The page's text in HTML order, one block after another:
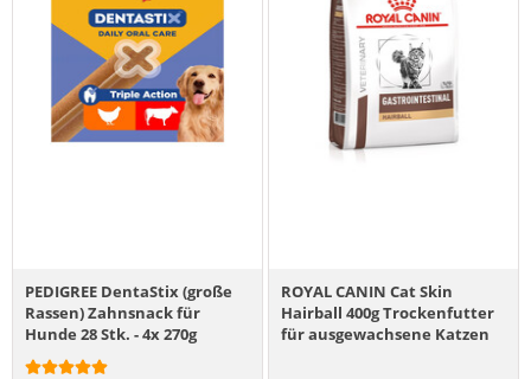
PEDIGREE DentaStix (große
Rassen) Zahnsnack für
Hunde 28 Stk. - 4x 270g
ROYAL CANIN Cat Skin
Hairball 400g Trockenfutter
für ausgewachsene Katzen